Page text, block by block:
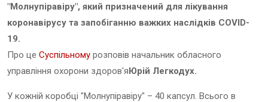
"Молнупіравіру", який призначений для лікування
коронавірусу та запобіганню важких наслідків COVID-
19.
Про це Суспільному розповів начальник обласного
управління охорони здоров'яЮрій Легкодух.
У кожній коробці "Молнупіравіру" – 40 капсул. Всього в